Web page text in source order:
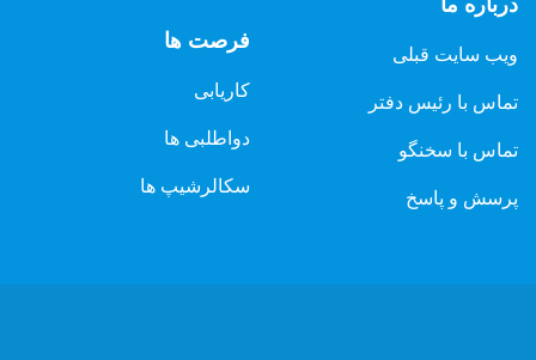
ویب سایت قبلی
تماس با رئیس دفتر
تماس با سخنگو
پرسش و پاسخ
فرصت ها
کاریابی
دواطلبی ها
سکالرشیپ ها